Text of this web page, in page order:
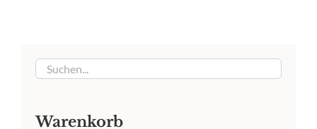
Warenkorb